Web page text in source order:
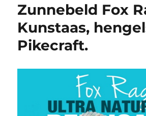
Zunnebeld Fox
Kunstaas,
Pikecraft.